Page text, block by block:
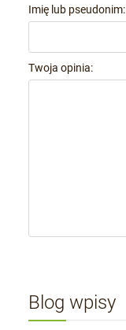
Imię lub pseudonim:
Twoja opinia:
Blog wpisy